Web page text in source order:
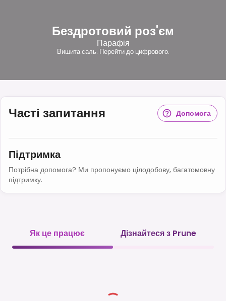
Бездротовий роз'єм
Парафія
Вишита саль. Перейти до цифрового.
Часті запитання Допомога
Підтримка
Потрібна допомога? Ми пропонуємо цілодобову, багатомовну
підтримку.
Як це працює Дізнайтеся з Prune